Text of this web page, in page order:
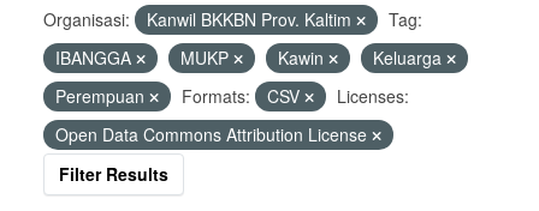
Organisasi: Kanwil BKKBN Prov. Kaltim
Tag:
IBANGGA
MUKP Kawin
Keluarga
Perempuan
Formats: CSV
Licenses:
Open Data Commons Attribution License
Filter Results